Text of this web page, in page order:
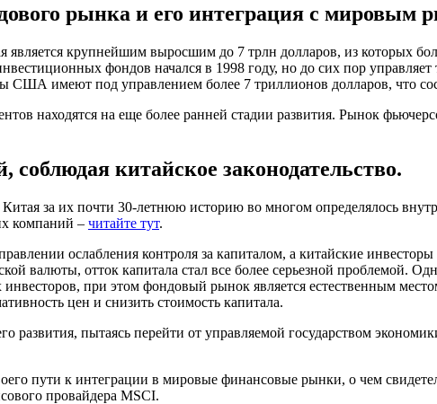
рынка и его интеграция с мировым
крупнейшим выросшим до 7 трлн долларов, из которых
фондов начался в 1998 году, но до сих пор
США имеют под управлением более 7 триллионов долларов, что
находятся на еще более ранней стадии развития. Рынок
соблюдая китайское законодательство.
за их почти 30-летнюю историю во многом определялось
компаний – читайте тут.
ослабления контроля за капиталом, а китайские
валюты, отток капитала стал все более серьезной проблемой.
при этом фондовый рынок является естественным
цен и снизить стоимость капитала.
развития, пытаясь перейти от управляемой государством
пути к интеграции в мировые финансовые рынки, о чем
провайдера MSCI.